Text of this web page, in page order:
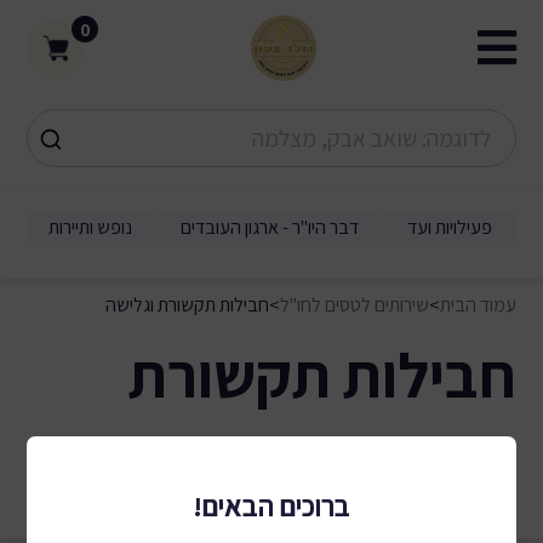
0
נופש ותיירות פעילויות ועד דבר היו"ר - ארגון העובדים
ברוכים הבאים!
עמוד הבית>שירותים לטסים לחו"ל>חבילות תקשורת וגלישה
חבילות תקשורת
וגלישה